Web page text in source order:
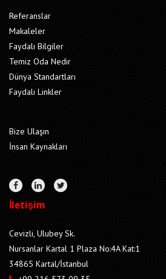
Referanslar
Makaleler
Faydalı Bilgiler
Temiz Oda Nedir
Dünya Standartları
Faydalı Linkler
Bize Ulaşın
İnsan Kaynakları
İletişim
Cevizli, Ulubey Sk.
Nursanlar Kartal 1 Plaza No:4A Kat:1
34865 Kartal/İstanbul